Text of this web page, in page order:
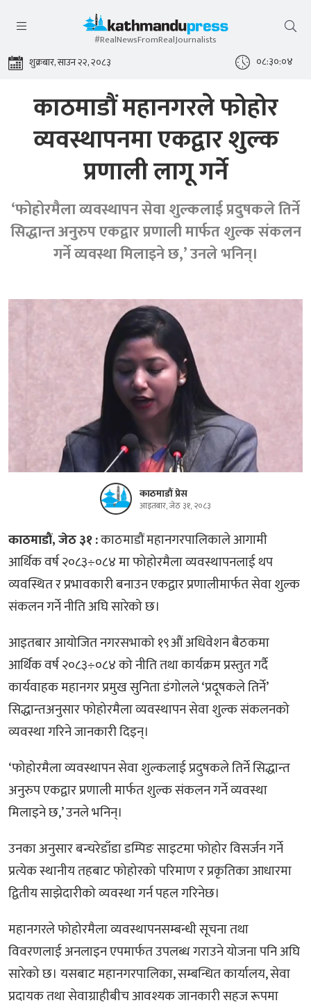
#RealNewsFromRealJournalists
शुक्रबार, साउन २२, २०८३ ०८:३०:०५
काठमाडौं महानगरले फोहोर
व्यवस्थापनमा एकद्वार शुल्क
प्रणाली लागू गर्ने
‘फोहोरमैला व्यवस्थापन सेवा शुल्कलाई प्रदुषकले तिर्ने
सिद्धान्त अनुरुप एकद्वार प्रणाली मार्फत शुल्क संकलन
गर्ने व्यवस्था मिलाइने छ,’ उनले भनिन्।
काठमाडौं प्रेस
आइतबार, जेठ ३१, २०८३
काठमाडौं, जेठ ३१ :काठमाडौं महानगरपालिकाले आगामी
आर्थिक वर्ष २०८३÷०८४ मा फोहोरमैला व्यवस्थापनलाई थप
व्यवस्थित र प्रभावकारी बनाउन एकद्वार प्रणालीमार्फत सेवा शुल्क
संकलन गर्ने नीति अघि सारेको छ।
आइतबार आयोजित नगरसभाको १९औं अधिवेशन बैठकमा
आर्थिक वर्ष २०८३÷०८४ को नीति तथा कार्यक्रम प्रस्तुत गर्दै
कार्यवाहक महानगर प्रमुख सुनिता डंगोलले ‘प्रदूषकले तिर्ने’
सिद्धान्तअनुसार फोहोरमैला व्यवस्थापन सेवा शुल्क संकलनको
व्यवस्था गरिने जानकारी दिइन्।
‘फोहोरमैला व्यवस्थापन सेवा शुल्कलाई प्रदुषकले तिर्ने सिद्धान्त
अनुरुप एकद्वार प्रणाली मार्फत शुल्क संकलन गर्ने व्यवस्था
मिलाइने छ,’ उनले भनिन्।
उनका अनुसार बन्चरेडाँडा डम्पिङ साइटमा फोहोर विसर्जन गर्ने
प्रत्येक स्थानीय तहबाट फोहोरको परिमाण र प्रकृतिका आधारमा
द्वितीय साझेदारीको व्यवस्था गर्न पहल गरिनेछ।
महानगरले फोहोरमैला व्यवस्थापनसम्बन्धी सूचना तथा
विवरणलाई अनलाइन एपमार्फत उपलब्ध गराउने योजना पनि अघि
सारेको छ। यसबाट महानगरपालिका, सम्बन्धित कार्यालय, सेवा
प्रदायक तथा सेवाग्राहीबीच आवश्यक जानकारी सहज रूपमा